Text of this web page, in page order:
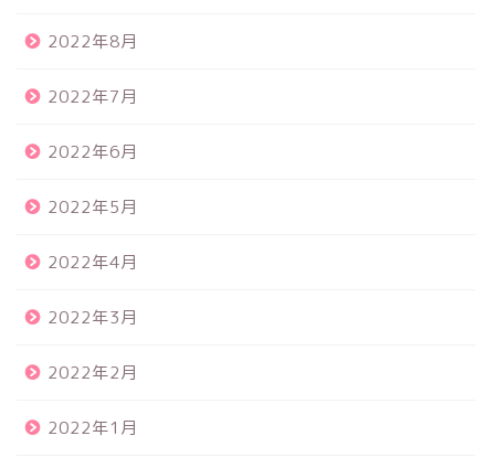
2022年8月
2022年7月
2022年6月
2022年5月
2022年4月
2022年3月
2022年2月
2022年1月